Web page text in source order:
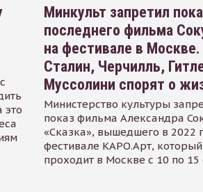
это
Минкульт запретил
последнего фильма
на фестивале в
Сталин, Черчилль,
Муссолини спорят о
Министерство культуры
показ фильма Александра
«Сказка», вышедшего в 2022
фестивале КАРО.Арт, который
проходит в Москве с 10 по 15